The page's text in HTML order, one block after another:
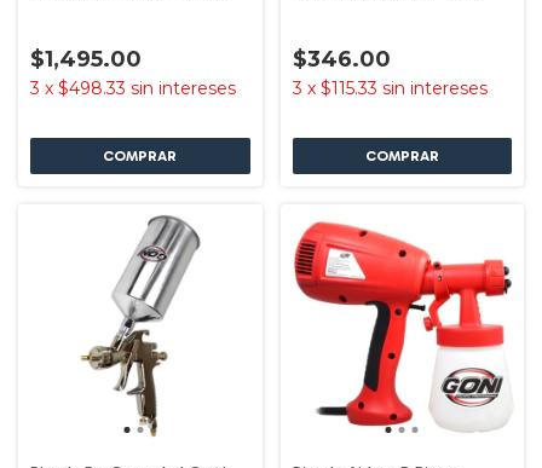
$1,495.00
3 x $498.33 sin intereses
$346.00
3 x $115.33 sin intereses